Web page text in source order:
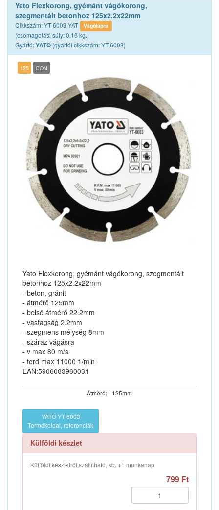
Yato Flexkorong, gyémánt vágókorong,
szegmentált betonhoz 125x2.2x22mm
Cikkszám: YT-6003-YAT Vágólapra
(csomagolási súly: 0.19 kg.)
Gyártó:YATO (gyártói cikkszám: YT-6003)
125 CON
Yato Flexkorong, gyémánt vágókorong, szegmentált
betonhoz 125x2.2x22mm
- beton, gránit
- átmérő 125mm
- belső átmérő 22.2mm
- vastagság 2.2mm
- szegmens mélység 8mm
- száraz vágásra
- v max 80 m/s
- ford max 11000 1/min
EAN:5906083960031
Átmérő: 125mm
YATO YT-6003
Termékoldal, referenciák
Külföldi készlet
Külföldi készletről szállítható, kb. +1 munkanap
799 Ft